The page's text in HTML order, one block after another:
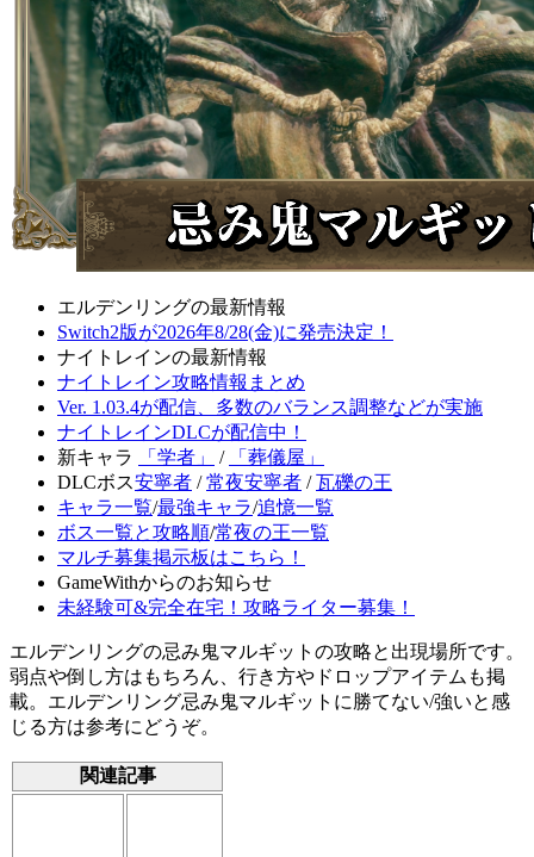
エルデンリングの最新情報
Switch2版が2026年8/28(金)に発売決定！
ナイトレインの最新情報
ナイトレイン攻略情報まとめ
Ver. 1.03.4が配信、多数のバランス調整などが実施
ナイトレインDLCが配信中！
新キャラ
「学者」 /
「葬儀屋」
DLCボス安寧者 /常夜安寧者 /瓦礫の王
キャラ一覧/最強キャラ/追憶一覧
ボス一覧と攻略順/常夜の王一覧
マルチ募集掲示板はこちら！
GameWithからのお知らせ
未経験可&完全在宅！攻略ライター募集！
エルデンリングの忌み鬼マルギットの攻略と出現場所です。
弱点や倒し方はもちろん、行き方やドロップアイテムも掲
載。エルデンリング忌み鬼マルギットに勝てない/強いと感
じる方は参考にどうぞ。
関連記事